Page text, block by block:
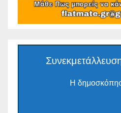
Η